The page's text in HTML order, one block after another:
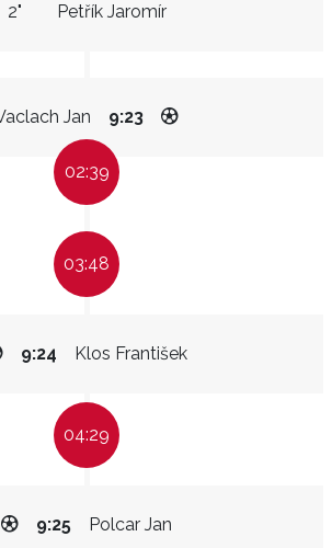
Petřík Jaromír
2"
Jan 9:23
02:39
03:48
Klos František
9:24
04:29
Polcar Jan
9:25